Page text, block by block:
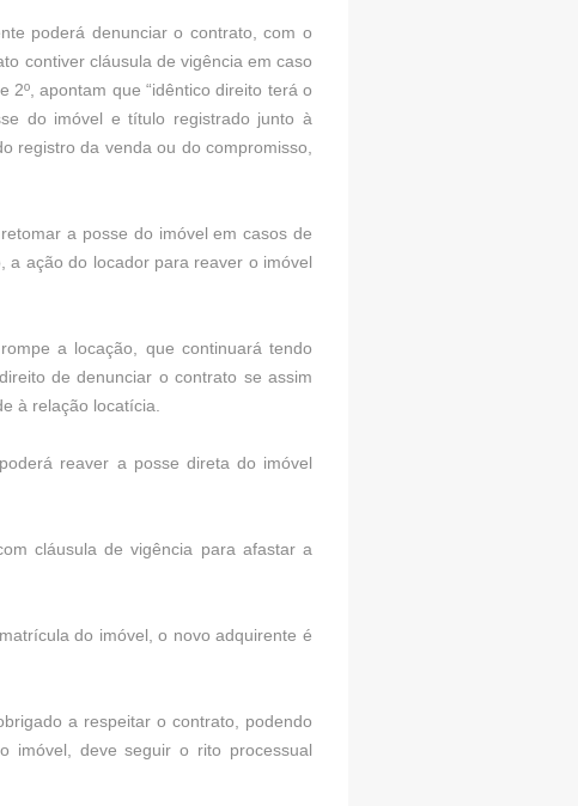
poderá denunciar o contrato, com o
contiver cláusula de vigência em caso
2º, apontam que “idêntico direito terá o
do imóvel e título registrado junto à
registro da venda ou do compromisso,
a posse do imóvel em casos de
a ação do locador para reaver o imóvel
a locação, que continuará tendo
de denunciar o contrato se assim
à relação locatícia.
reaver a posse direta do imóvel
cláusula de vigência para afastar a
do imóvel, o novo adquirente é
a respeitar o contrato, podendo
imóvel, deve seguir o rito processual